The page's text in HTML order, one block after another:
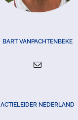
BART VANPACHTENBEKE
ACTIELEIDER NEDERLAND